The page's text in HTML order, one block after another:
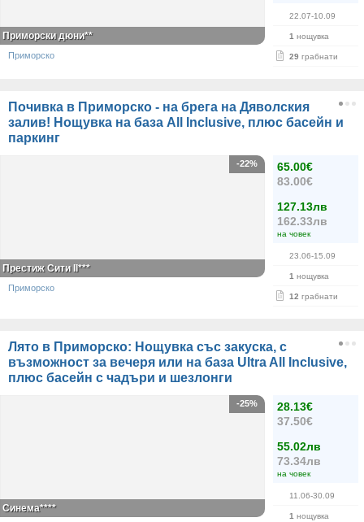
22.07-10.09
1 нощувка
29 грабнати
Приморски дюни**
Приморско
Почивка в Приморско - на брега на Дяволския
залив! Нощувка на база All Inclusive, плюс басейн и
паркинг
65.00€
83.00€
127.13лв
162.33лв
на човек
23.06-15.09
1 нощувка
12 грабнати
-22%
Престиж Сити II***
Приморско
Лято в Приморско: Нощувка със закуска, с
възможност за вечеря или на база Ultra All Inclusive,
плюс басейн с чадъри и шезлонги
28.13€
37.50€
55.02лв
73.34лв
на човек
11.06-30.09
1 нощувка
-25%
Синема****